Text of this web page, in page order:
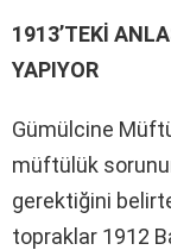
1913’TEKİ
YAPIYOR
Gümülcine
müftülük
gerektiğini
topraklar 1912